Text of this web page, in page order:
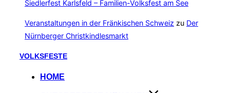
Siedlerfest Karlsfeld – Familien-Volksfest am See
Veranstaltungen in der Fränkischen Schweiz zu Der
Nürnberger Christkindlesmarkt
springen
VOLKSFESTE
HOME